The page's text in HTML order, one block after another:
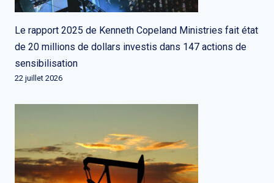
Le rapport 2025 de Kenneth Copeland Ministries fait état
de 20 millions de dollars investis dans 147 actions de
sensibilisation
22 juillet 2026